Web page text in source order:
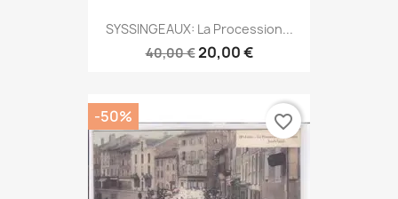
SYSSINGEAUX: La Procession...
40,00 €20,00 €
-50% favorite_border